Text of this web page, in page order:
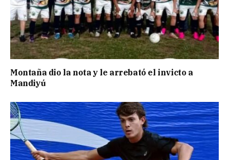
Montaña dio la nota y le arrebató el invicto a
Mandiyú